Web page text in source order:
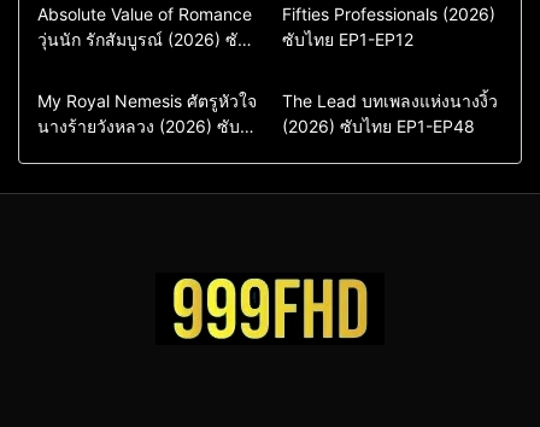
Comedy
Drama
ซีรี่ย์เกาหลี
ซีรี่ย์เกาหลีพากย์ไทย
Absolute Value of Romance
วุ่นนัก รักสัมบูรณ์ (2026) ซับ
Action & Adventure
Comedy
Drama
ซีรี่ย์เกาหลีซับไทย
Fifties Professionals (2026)
ซับไทย EP1-EP12
Comedy
Drama
Sci-Fi & Fantasy
My Royal Nemesis ศัตรูหัวใจ
นางร้ายวังหลวง (2026) ซับ
Drama
ซีรี่ย์จีน
ซีรี่ย์จีนซับไทย
The Lead บทเพลงแห่งนางงิ้ว
(2026) ซับไทย EP1-EP48